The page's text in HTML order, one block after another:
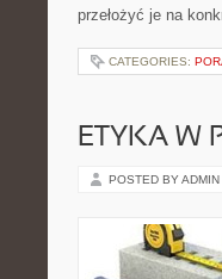
przełożyć je na
CATEGORIES:
ETYKA W
POSTED BY ADMIN